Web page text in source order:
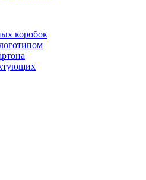
коробок